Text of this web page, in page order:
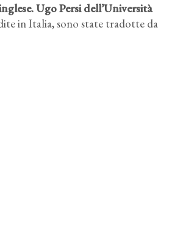
Ugo Persi dell’Università
in Italia, sono state tradotte da